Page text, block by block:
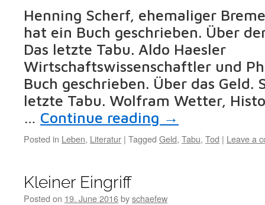
Henning Scherf, ehemaliger
hat ein Buch geschrieben. Über
Das letzte Tabu. Aldo Haesler
Wirtschaftswissenschaftler und
Buch geschrieben. Über das Geld.
letzte Tabu. Wolfram Wetter,
… Continue reading →
Posted in Leben, Literatur | Tagged Geld, Tabu, Tod | Leave a
Kleiner Eingriff
Posted on 19. June 2016byschaefew